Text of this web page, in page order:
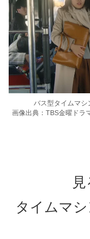
バス型タイムマシ
画像出典：TBS金曜ドラ
タイムマ